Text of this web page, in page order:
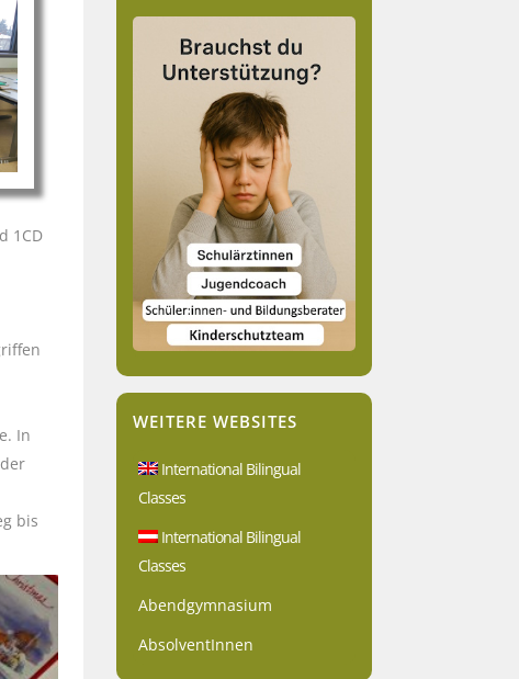
1CD
In
bis
WEITERE WEBSITES
International Bilingual
Classes
International Bilingual
Classes
Abendgymnasium
AbsolventInnen